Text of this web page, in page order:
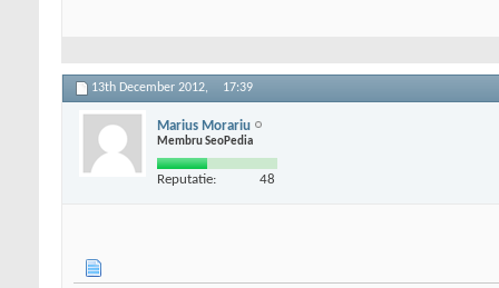
13th December 2012, 17:39
Marius Morariu
Membru SeoPedia
Reputatie: 48